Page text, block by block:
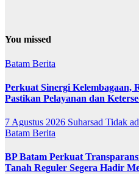
You missed
Batam Berita
Perkuat Sinergi Kelembagaan,
Pastikan Pelayanan dan
7 Agustus 2026 Suharsad Tidak
Batam Berita
BP Batam Perkuat
Tanah Reguler Segera Hadir